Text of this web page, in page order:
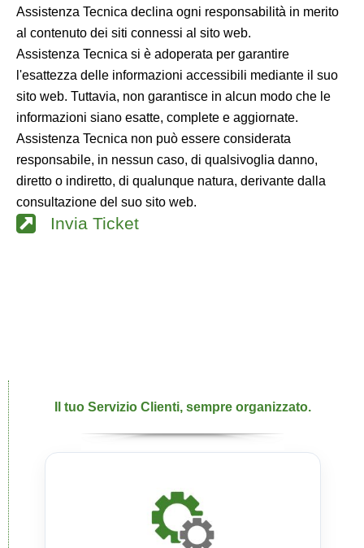
Assistenza Tecnica declina ogni responsabilità in merito
al contenuto dei siti connessi al sito web.
Assistenza Tecnica si è adoperata per garantire
l'esattezza delle informazioni accessibili mediante il suo
sito web. Tuttavia, non garantisce in alcun modo che le
informazioni siano esatte, complete e aggiornate.
Assistenza Tecnica non può essere considerata
responsabile, in nessun caso, di qualsivoglia danno,
diretto o indiretto, di qualunque natura, derivante dalla
consultazione del suo sito web.
Invia Ticket
Il tuo Servizio Clienti, sempre organizzato.